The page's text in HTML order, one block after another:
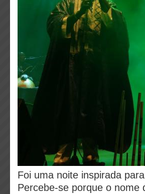
Foi uma noite inspirada
Percebe-se porque o nome